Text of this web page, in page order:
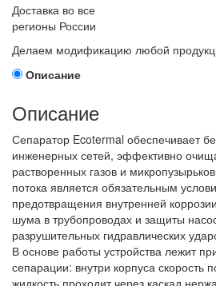
Доставка во все
регионы России
Делаем модификацию любой
Описание
Описание
Сепаратор Ecotermal обеспечивает
инженерных сетей, эффективно
растворенных газов и
потока является обязательным
предотвращения внутренней
шума в трубопроводах и защиты
разрушительных гидравлических
В основе работы устройства лежит
сепарации: внутри корпуса скорость
жидкость проходит через каскад